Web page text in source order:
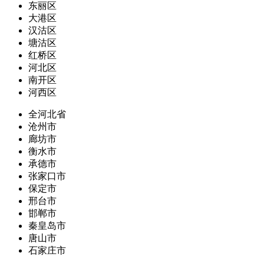
东丽区
大港区
汉沽区
塘沽区
红桥区
河北区
南开区
河西区
全河北省
沧州市
廊坊市
衡水市
承德市
张家口市
保定市
邢台市
邯郸市
秦皇岛市
唐山市
石家庄市